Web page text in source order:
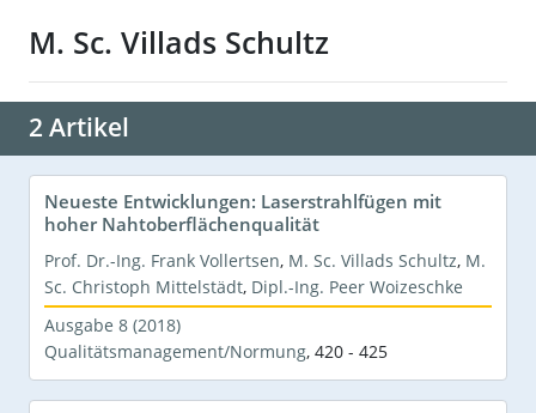
M. Sc. Villads Schultz
2 Artikel
Neueste Entwicklungen: Laserstrahlfügen mit
hoher Nahtoberflächenqualität
Prof. Dr.-Ing. Frank Vollertsen, M. Sc. Villads Schultz, M.
Sc. Christoph Mittelstädt, Dipl.-Ing. Peer Woizeschke
Ausgabe 8 (2018)
Qualitätsmanagement/Normung, 420 - 425